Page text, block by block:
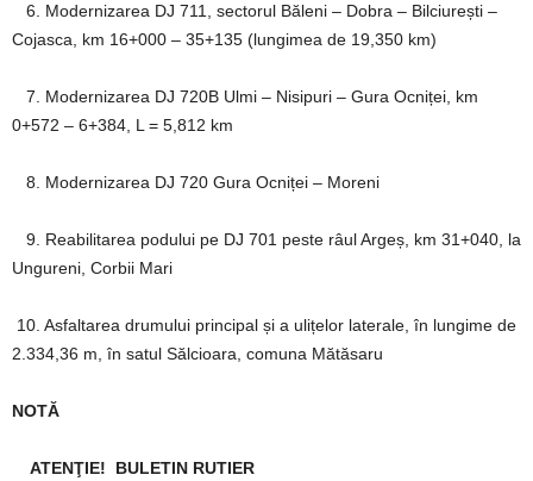
6. Modernizarea DJ 711, sectorul Băleni – Dobra – Bilciurești –
Cojasca, km 16+000 – 35+135 (lungimea de 19,350 km)
7. Modernizarea DJ 720B Ulmi – Nisipuri – Gura Ocniței, km
0+572 – 6+384, L = 5,812 km
8. Modernizarea DJ 720 Gura Ocniței – Moreni
9. Reabilitarea podului pe DJ 701 peste râul Argeș, km 31+040, la
Ungureni, Corbii Mari
10. Asfaltarea drumului principal și a ulițelor laterale, în lungime de
2.334,36 m, în satul Sălcioara, comuna Mătăsaru
NOTĂ
ATENŢIE! BULETIN RUTIER